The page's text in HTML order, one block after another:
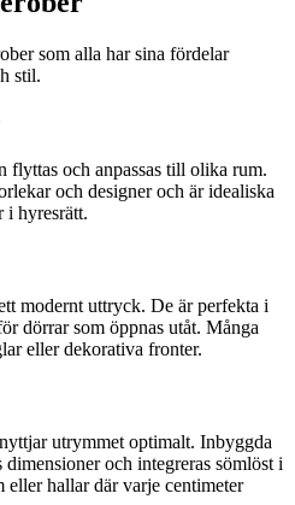
som alla har sina fördelar
stil.
flyttas och anpassas till olika rum.
och designer och är idealiska
hyresrätt.
modernt uttryck. De är perfekta i
dörrar som öppnas utåt. Många
eller dekorativa fronter.
utrymmet optimalt. Inbyggda
dimensioner och integreras sömlöst i
hallar där varje centimeter